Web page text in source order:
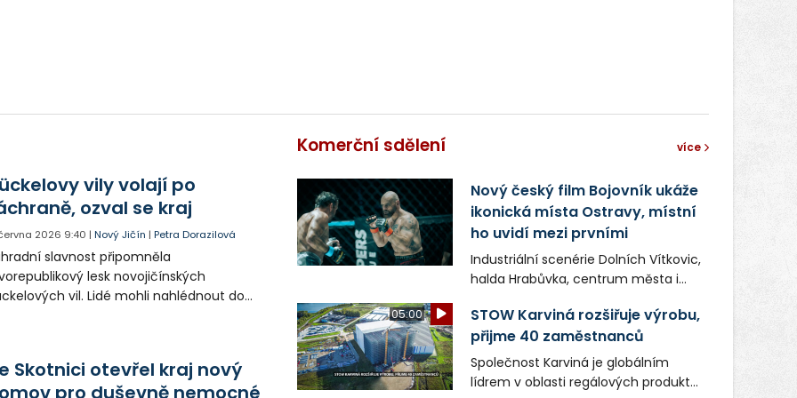
vily volají po
ozval se kraj
2026 9:40 |Nový Jičín |Petra Dorazilová
slavnost připomněla
lesk novojičínských
vil. Lidé mohli nahlédnout do
mezi městem a krajem.
Skotnici otevřel kraj nový
pro duševně nemocné
Komerční sdělení více
Nový český film Bojovník ukáže
ikonická místa Ostravy, místní
ho uvidí mezi prvními
Industriální scenérie Dolních Vítkovic,
halda Hrabůvka, centrum města i
v novém filmu Bojovník, který vstoupí
do kin už 13. srpna. Režiséři Vojtěch
Frič a Tomáš Dianiška si
moravskoslezskou metropoli
05:00
STOW Karviná rozšiřuje výrobu,
přijme 40 zaměstnanců
Společnost Karviná je globálním
lídrem v oblasti regálových produktů